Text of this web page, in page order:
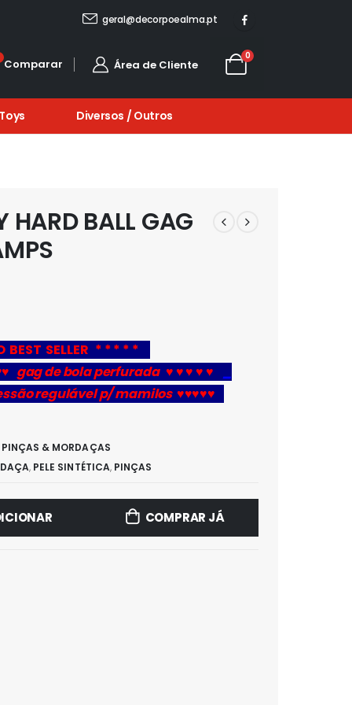
• PORTES GRÁTIS PARA TODO O PAÍS • ARTIGOS EM
geral@decorpoealma.pt
Comparar Área de Cliente
0
Diversos / Outros
HARD BALL GAG
SELLER * * * * *
gag de bola perfurada ♥ ♥ ♥ ♥ ♥ _
regulável p/ mamilos ♥♥♥♥♥
PINÇAS & MORDAÇAS
, PELE SINTÉTICA, PINÇAS
COMPRAR JÁ